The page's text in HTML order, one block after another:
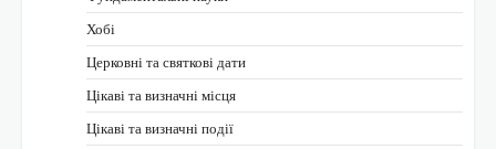
Хобі
Церковні та святкові дати
Цікаві та визначні місця
Цікаві та визначні події